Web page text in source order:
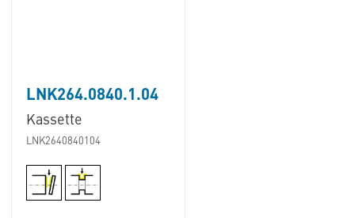
LNK264.0840.1.04
Kassette
LNK2640840104